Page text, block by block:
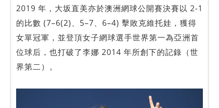
2019 年，大坂直美亦於澳洲網球公開賽決賽以 2-1
的比數 (7–6(2)、5–7、6–4) 擊敗克維托娃，獲得
女單冠軍，並登頂女子網球選手世界第一為亞洲首
位球后，也打破了李娜 2014 年所創下的記錄（世
界第二）。